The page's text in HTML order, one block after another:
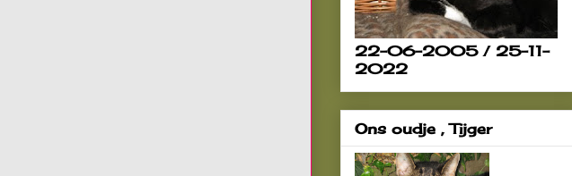
22-06-2005 / 25-11-
2022
Ons oudje , Tijger